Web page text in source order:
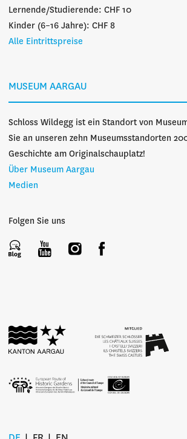
Lernende/Studierende: CHF 10
Kinder (6–16 Jahre): CHF 8
Alle Eintrittspreise
MUSEUM AARGAU
Schloss Wildegg ist ein Standort von
Sie an unseren zehn Museumsstandorten
Geschichte am Originalschauplatz!
Über Museum Aargau
Medien
Folgen Sie uns